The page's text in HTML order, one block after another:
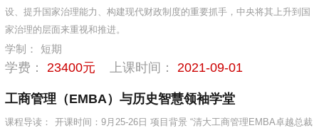
设、提升国家治理能力、构建现代财政制度的重要抓手，中央将其上升到国
家治理的层面来重视和推进。
学制： 短期
学费： 23400元 上课时间： 2021-09-01
工商管理（EMBA）与历史智慧领袖学堂
课程导读：
开课时间：9月25-26日 项目背景 “清大工商管理EMBA卓越总裁